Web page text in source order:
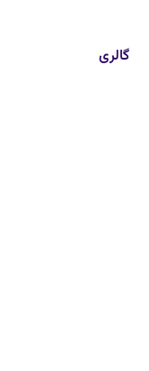
گالری